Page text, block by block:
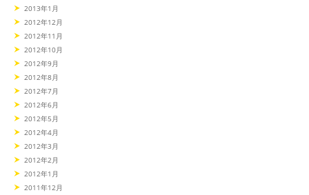
2013年1月
2012年12月
2012年11月
2012年10月
2012年9月
2012年8月
2012年7月
2012年6月
2012年5月
2012年4月
2012年3月
2012年2月
2012年1月
2011年12月